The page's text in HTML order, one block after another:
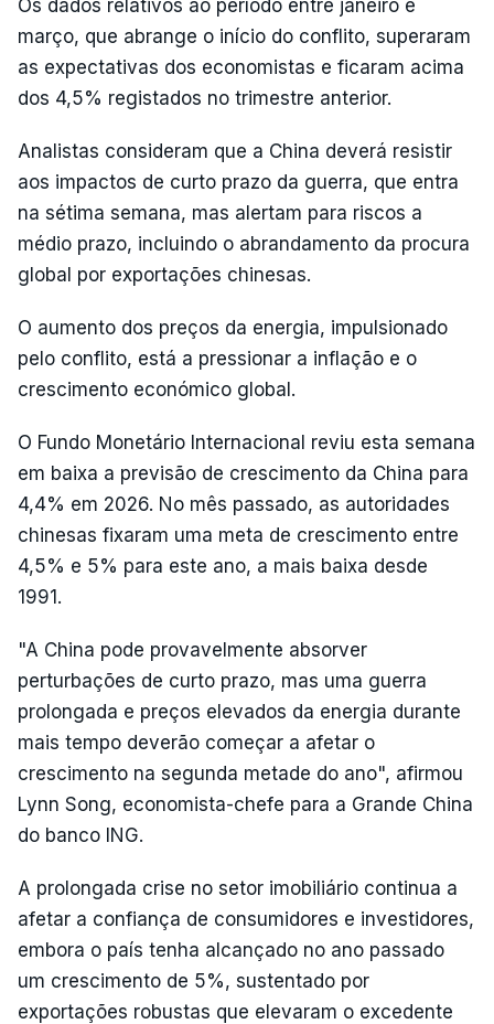
Os dados relativos ao período entre janeiro e
março, que abrange o início do conflito, superaram
as expectativas dos economistas e ficaram acima
dos 4,5% registados no trimestre anterior.
Analistas consideram que a China deverá resistir
aos impactos de curto prazo da guerra, que entra
na sétima semana, mas alertam para riscos a
médio prazo, incluindo o abrandamento da procura
global por exportações chinesas.
O aumento dos preços da energia, impulsionado
pelo conflito, está a pressionar a inflação e o
crescimento económico global.
O Fundo Monetário Internacional reviu esta semana
em baixa a previsão de crescimento da China para
4,4% em 2026. No mês passado, as autoridades
chinesas fixaram uma meta de crescimento entre
4,5% e 5% para este ano, a mais baixa desde
1991.
"A China pode provavelmente absorver
perturbações de curto prazo, mas uma guerra
prolongada e preços elevados da energia durante
mais tempo deverão começar a afetar o
crescimento na segunda metade do ano", afirmou
Lynn Song, economista-chefe para a Grande China
do banco ING.
A prolongada crise no setor imobiliário continua a
afetar a confiança de consumidores e investidores,
embora o país tenha alcançado no ano passado
um crescimento de 5%, sustentado por
exportações robustas que elevaram o excedente